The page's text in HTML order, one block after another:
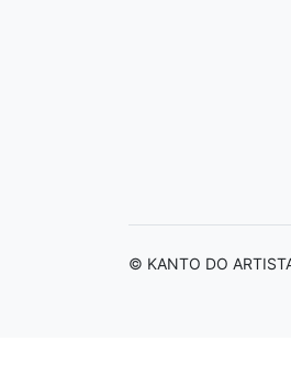
© KANTO DO